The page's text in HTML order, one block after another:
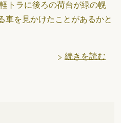
トラに後ろの荷台が緑の幌
車を見かけたことがあるかと
続きを読む